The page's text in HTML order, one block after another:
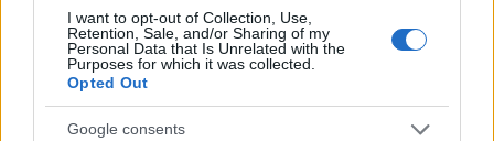
I want to opt-out of Collection, Use,
Retention, Sale, and/or Sharing of my
Personal Data that Is Unrelated with the
Purposes for which it was collected.
Opted Out
Google consents
SEDUTE SATIRICHE
Vignetta del 07/08/2026